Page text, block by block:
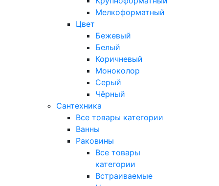
Мелкоформатный
Цвет
Бежевый
Белый
Коричневый
Моноколор
Серый
Чёрный
Сантехника
Все товары категории
Ванны
Раковины
Все товары
категории
Встраиваемые